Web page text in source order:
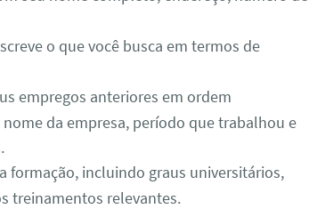
o que você busca em termos de
empregos anteriores em ordem
da empresa, período que trabalhou e
formação, incluindo graus universitários,
treinamentos relevantes.